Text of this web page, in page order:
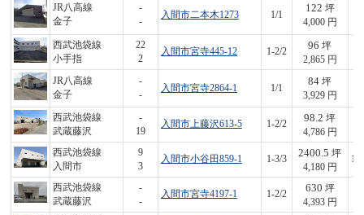
JR八高線
金子
-
-
入間市二本木1273 1/1
122 坪
4,000 円
西武池袋線
小手指
22
2
入間市宮寺445-12 1-2/2
96 坪
2,865 円
JR八高線
金子
-
-
入間市宮寺2864-1 1/1
84 坪
3,929 円
西武池袋線
武蔵藤沢
-
19
入間市上藤沢613-5 1-2/2
98.2 坪
4,786 円
西武池袋線
入間市
9
3
入間市小谷田859-1 1-3/3
2400.5 坪
4,180 円
西武池袋線
武蔵藤沢
-
-
入間市宮寺4197-1 1-2/2
630 坪
4,393 円